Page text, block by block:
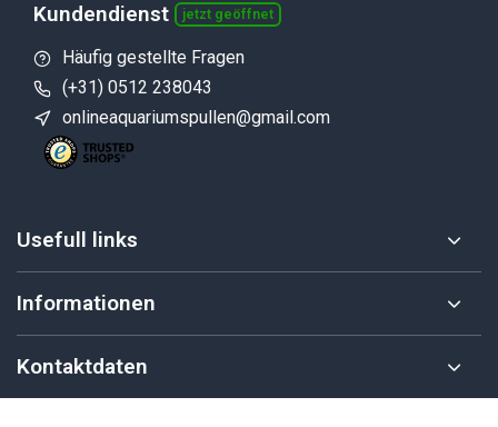
Kundendienst jetzt geöffnet
Häufig gestellte Fragen
(+31) 0512 238043
onlineaquariumspullen@gmail.com
Usefull links
Informationen
Kontaktdaten